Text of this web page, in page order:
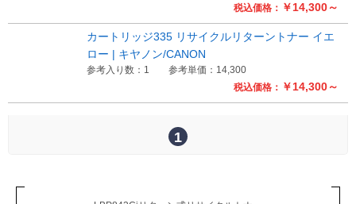
税込価格： ￥14,300～
税込価格： ￥14,300～
カートリッジ335 リサイクルリターントナー イエ
ロー | キヤノン/CANON
参考入り数：1 参考単価：14,300
1